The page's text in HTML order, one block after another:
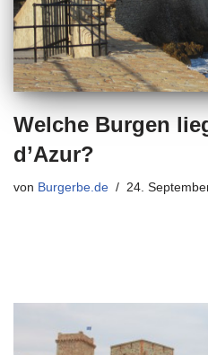
Welche Burgen
d’Azur?
von Burgerbe.de 24.